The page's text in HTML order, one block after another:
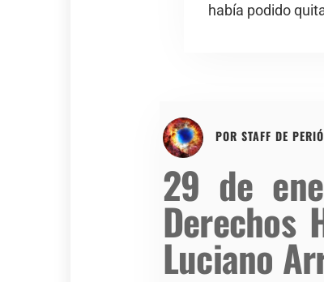
había podido
POR STAFF DE
29 de
Derechos
Luciano